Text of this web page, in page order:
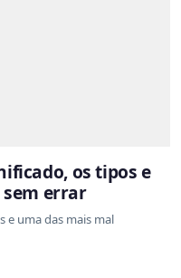
os tipos e
errar
e uma das mais mal